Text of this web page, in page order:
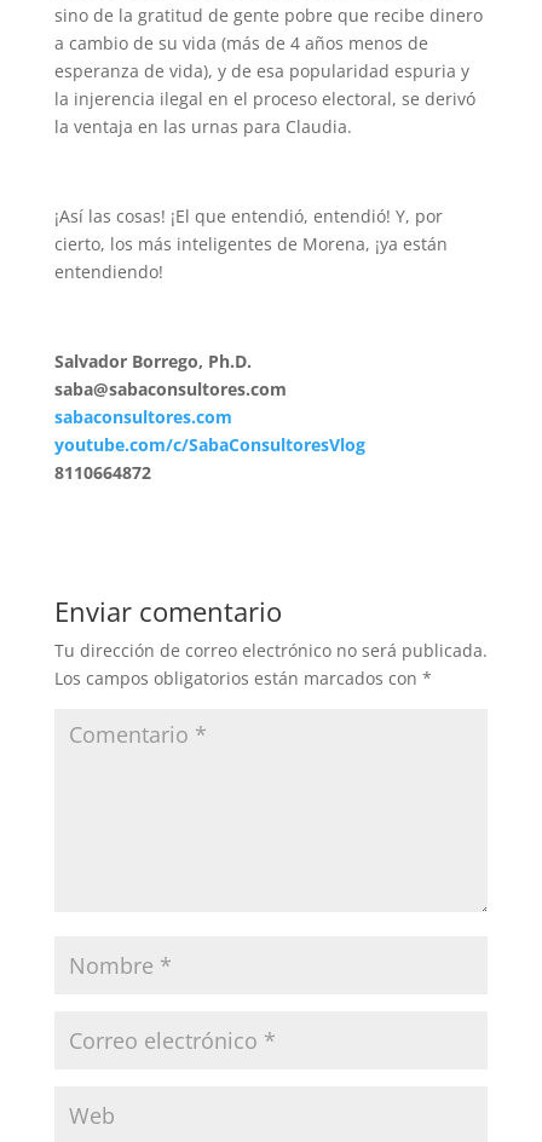
sino de la gratitud de gente pobre que recibe dinero
a cambio de su vida (más de 4 años menos de
esperanza de vida), y de esa popularidad espuria y
la injerencia ilegal en el proceso electoral, se derivó
la ventaja en las urnas para Claudia.
¡Así las cosas! ¡El que entendió, entendió! Y, por
cierto, los más inteligentes de Morena, ¡ya están
entendiendo!
Salvador Borrego, Ph.D.
saba@sabaconsultores.com
sabaconsultores.com
youtube.com/c/SabaConsultoresVlog
8110664872
Enviar comentario
Tu dirección de correo electrónico no será publicada.
Los campos obligatorios están marcados con *